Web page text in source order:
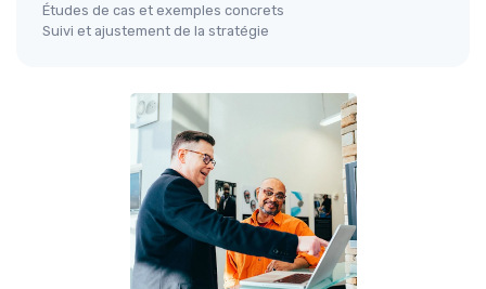
Études de cas et exemples concrets
Suivi et ajustement de la stratégie